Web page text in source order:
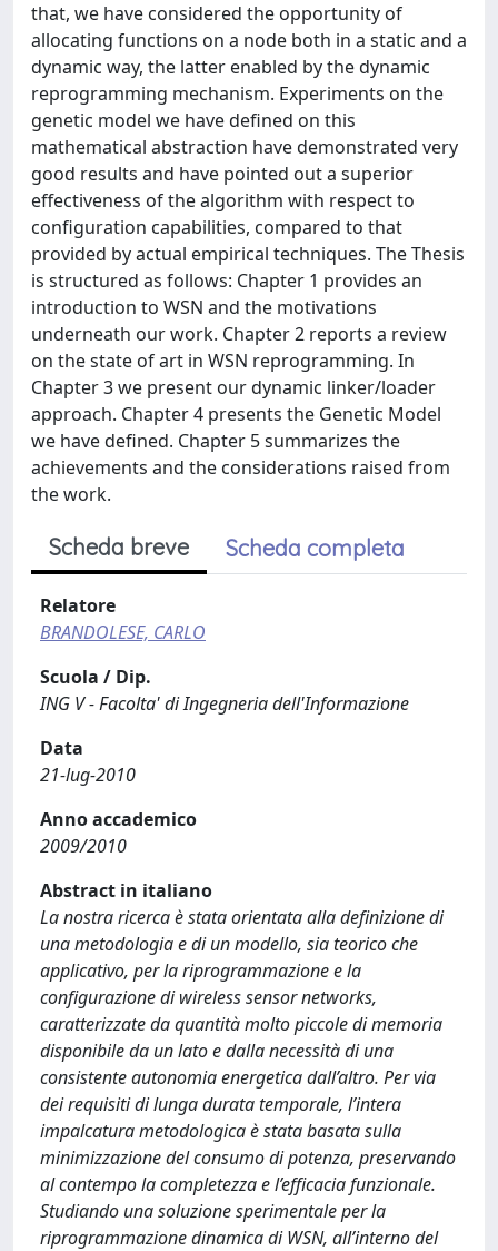
that, we have considered the opportunity of
allocating functions on a node both in a static and a
dynamic way, the latter enabled by the dynamic
reprogramming mechanism. Experiments on the
genetic model we have defined on this
mathematical abstraction have demonstrated very
good results and have pointed out a superior
effectiveness of the algorithm with respect to
configuration capabilities, compared to that
provided by actual empirical techniques. The Thesis
is structured as follows: Chapter 1 provides an
introduction to WSN and the motivations
underneath our work. Chapter 2 reports a review
on the state of art in WSN reprogramming. In
Chapter 3 we present our dynamic linker/loader
approach. Chapter 4 presents the Genetic Model
we have defined. Chapter 5 summarizes the
achievements and the considerations raised from
the work.
Scheda breve Scheda completa
Relatore
BRANDOLESE, CARLO
Scuola / Dip.
ING V - Facolta' di Ingegneria dell'Informazione
Data
21-lug-2010
Anno accademico
2009/2010
Abstract in italiano
La nostra ricerca è stata orientata alla deﬁnizione di
una metodologia e di un modello, sia teorico che
applicativo, per la riprogrammazione e la
conﬁgurazione di wireless sensor networks,
caratterizzate da quantità molto piccole di memoria
disponibile da un lato e dalla necessità di una
consistente autonomia energetica dall’altro. Per via
dei requisiti di lunga durata temporale, l’intera
impalcatura metodologica è stata basata sulla
minimizzazione del consumo di potenza, preservando
al contempo la completezza e l’efﬁcacia funzionale.
Studiando una soluzione sperimentale per la
riprogrammazione dinamica di WSN, all’interno del